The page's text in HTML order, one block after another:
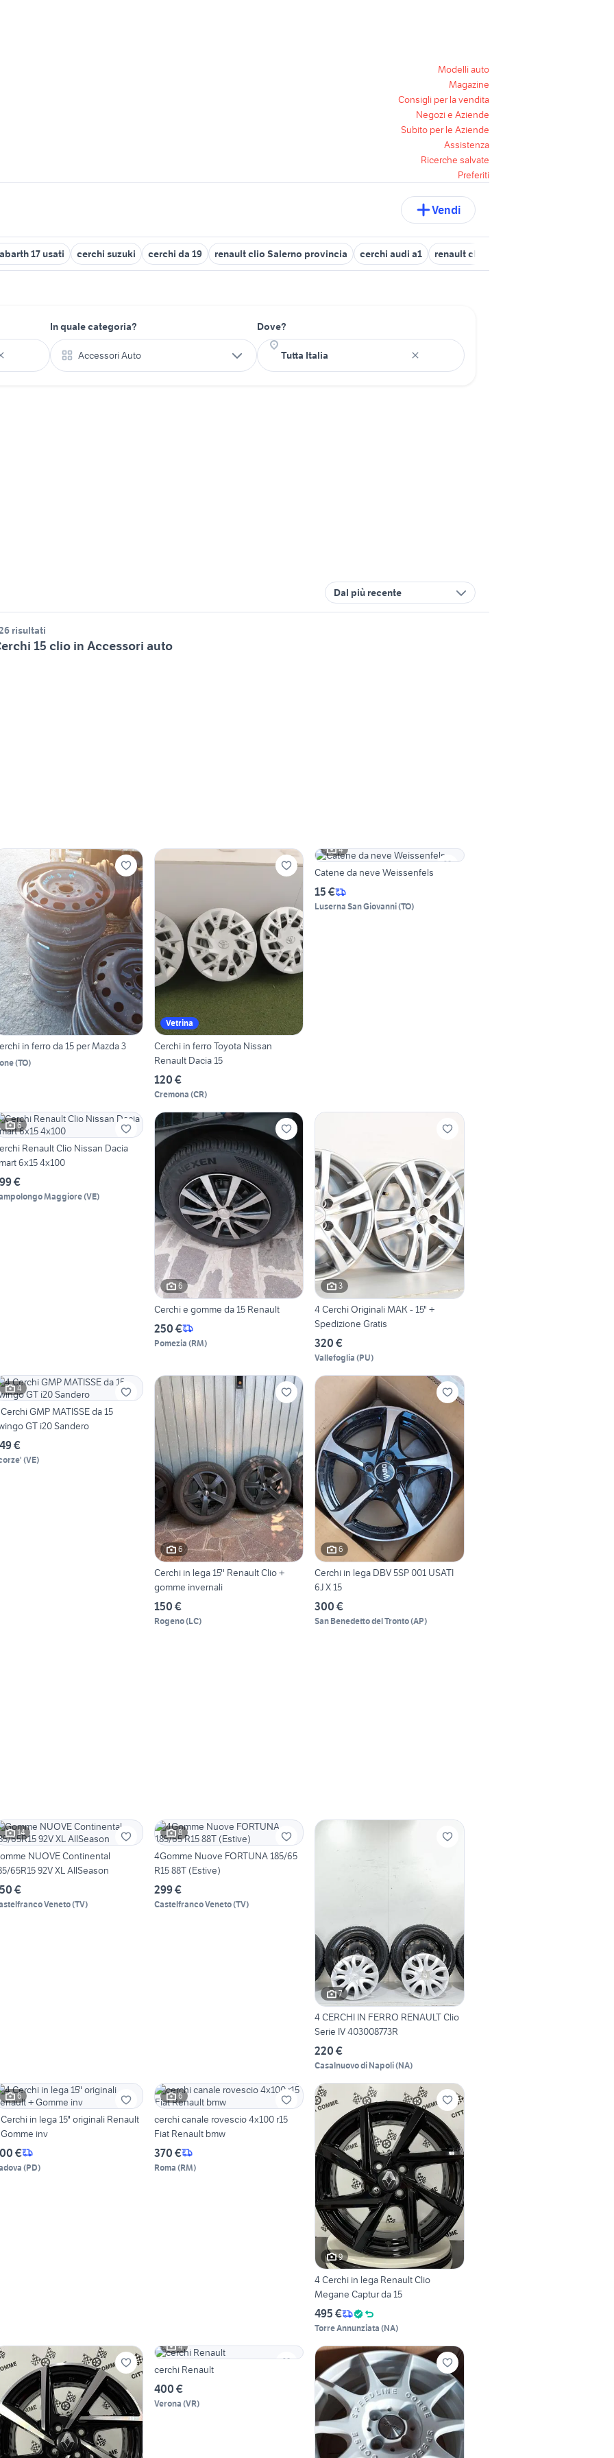
Modelli auto
Magazine
Consigli per la vendita
Negozi e Aziende
Subito per le Aziende
Assistenza
Ricerche salvate
Preferiti
Vendi
17 usati cerchi suzuki cerchi da 19 renault clio Salerno provincia cerchi audi a1 renault clio incidentata
In quale categoria?
Accessori Auto
Dove?
Dal più recente
risultati
15 clio in Accessori auto
in ferro da 15 per Mazda 3
(TO)
Vetrina
Cerchi in ferro Toyota Nissan
Renault Dacia 15
120 €
Cremona (CR)
4
Catene da neve Weissenfels
15 €
Luserna San Giovanni(TO)
6
Renault Clio Nissan Dacia
6x15 4x100
€
Maggiore(VE)
6
Cerchi e gomme da 15 Renault
250 €
Pomezia (RM)
3
4 Cerchi Originali MAK - 15" +
Spedizione Gratis
320 €
Vallefoglia (PU)
4
GMP MATISSE da 15
GT i20 Sandero
€
(VE)
6
Cerchi in lega 15'' Renault Clio +
gomme invernali
150 €
Rogeno(LC)
6
Cerchi in lega DBV 5SP 001 USATI
6J X 15
300 €
San Benedetto del Tronto(AP)
14
NUOVE Continental
65R15 92V XL AllSeason
€
Veneto(TV)
8
4Gomme Nuove FORTUNA 185/65
R15 88T (Estive)
299 €
Castelfranco Veneto(TV)
7
4 CERCHI IN FERRO RENAULT Clio
Serie IV 403008773R
220 €
Casalnuovo di Napoli(NA)
6
in lega 15" originali Renault
inv
€
(PD)
6
cerchi canale rovescio 4x100 r15
Fiat Renault bmw
370 €
Roma (RM)
9
4 Cerchi in lega Renault Clio
Megane Captur da 15
495 €
Torre Annunziata (NA)
4
cerchi Renault
400 €
Verona (VR)